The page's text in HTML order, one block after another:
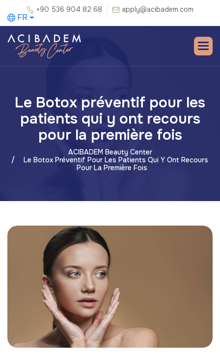
+90 536 904 82 68 apply@acibadem.com
FR
Le Botox préventif pour les
patients qui y ont recours
pour la première fois
ACIBADEM Beauty Center
Le Botox Préventif Pour Les Patients Qui Y Ont Recours
Pour La Première Fois